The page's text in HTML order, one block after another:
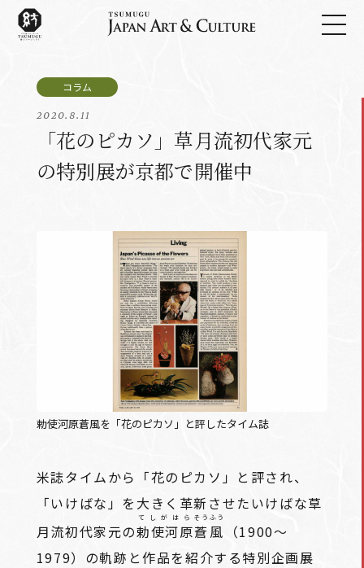
2020.8.11
「花のピカソ」草月流初代家元
の特別展が京都で開催中
勅使河原蒼風を「花のピカソ」と評したタイム誌
米誌タイムから「花のピカソ」と評され、
「いけばな」を大きく革新させたいけばな草
月流初代家元の勅使河原
てしがはら
蒼風
そうふう
（1900～
1979）の軌跡と作品を紹介する特別企画展